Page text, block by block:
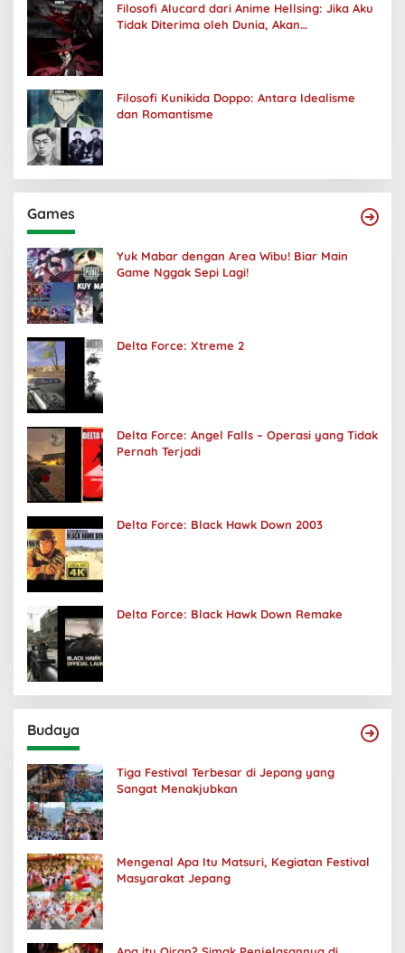
Filosofi Alucard dari Anime Hellsing: Jika Aku
Tidak Diterima oleh Dunia, Akan
Filosofi Kunikida Doppo: Antara Idealisme
dan Romantisme
Games
Yuk Mabar dengan Area Wibu! Biar Main
Game Nggak Sepi Lagi!
Delta Force: Xtreme 2
Delta Force: Angel Falls – Operasi yang Tidak
Pernah Terjadi
Delta Force: Black Hawk Down 2003
Delta Force: Black Hawk Down Remake
Budaya
Tiga Festival Terbesar di Jepang yang
Sangat Menakjubkan
Mengenal Apa Itu Matsuri, Kegiatan Festival
Masyarakat Jepang